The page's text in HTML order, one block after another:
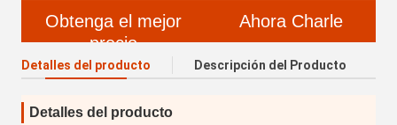
Obtenga el mejor
precio
Ahora Charle
Detalles del producto Descripción del Producto
Detalles del producto